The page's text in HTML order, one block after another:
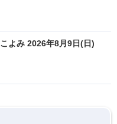
よみ 2026年8月9日(日)